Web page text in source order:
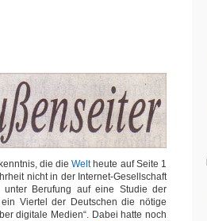
die dieWeltheute auf Seite 1
nicht in der Internet-Gesellschaft
unter Berufung auf eine Studie der
Viertel der Deutschen die nötige
digitale Medien“. Dabei hatte noch